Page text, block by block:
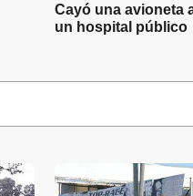
Cayó una avioneta
un hospital público